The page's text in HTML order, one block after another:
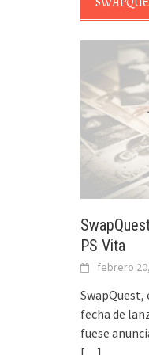
PS Vita
febrero
SwapQuest,
fecha de
fuese
[…]